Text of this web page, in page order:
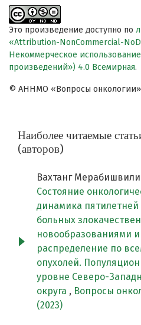
Это произведение доступно по
«Attribution-NonCommercial-
Некоммерческое
произведений») 4.0 Всемирная.
© АННМО «Вопросы
Наиболее читаемые
(авторов)
Вахтанг
Состояние
динамика
больных
новообразованиями
распределение по
опухолей.
уровне Северо-
округа , Вопросы
(2023)